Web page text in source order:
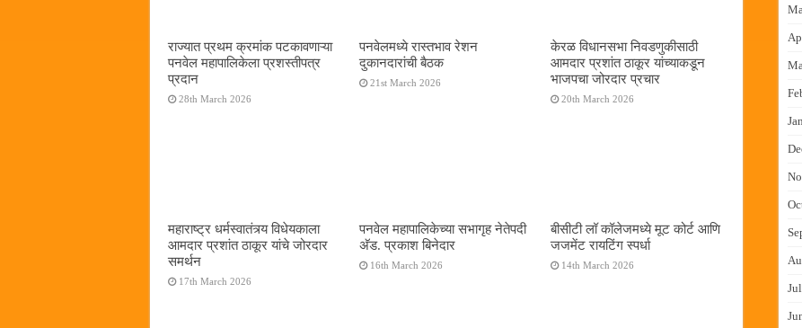
राज्यात प्रथम क्रमांक पटकावणाऱ्या
पनवेल महापालिकेला प्रशस्तीपत्र
प्रदान
28th March 2026
पनवेलमध्ये रास्तभाव रेशन
दुकानदारांची बैठक
21st March 2026
केरळ विधानसभा निवडणुकीसाठी
आमदार प्रशांत ठाकूर यांच्याकडून
भाजपचा जोरदार प्रचार
20th March 2026
महाराष्ट्र धर्मस्वातंत्र्य विधेयकाला
आमदार प्रशांत ठाकूर यांचे जोरदार
समर्थन
17th March 2026
पनवेल महापालिकेच्या सभागृह नेतेपदी
अ‍ॅड. प्रकाश बिनेदार
16th March 2026
बीसीटी लॉ कॉलेजमध्ये मूट कोर्ट आणि
जजमेंट रायटिंग स्पर्धा
14th March 2026